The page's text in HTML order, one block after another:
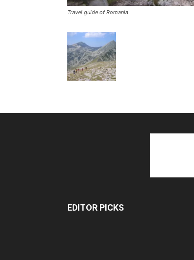
Travel guide of Romania
EDITOR PICKS